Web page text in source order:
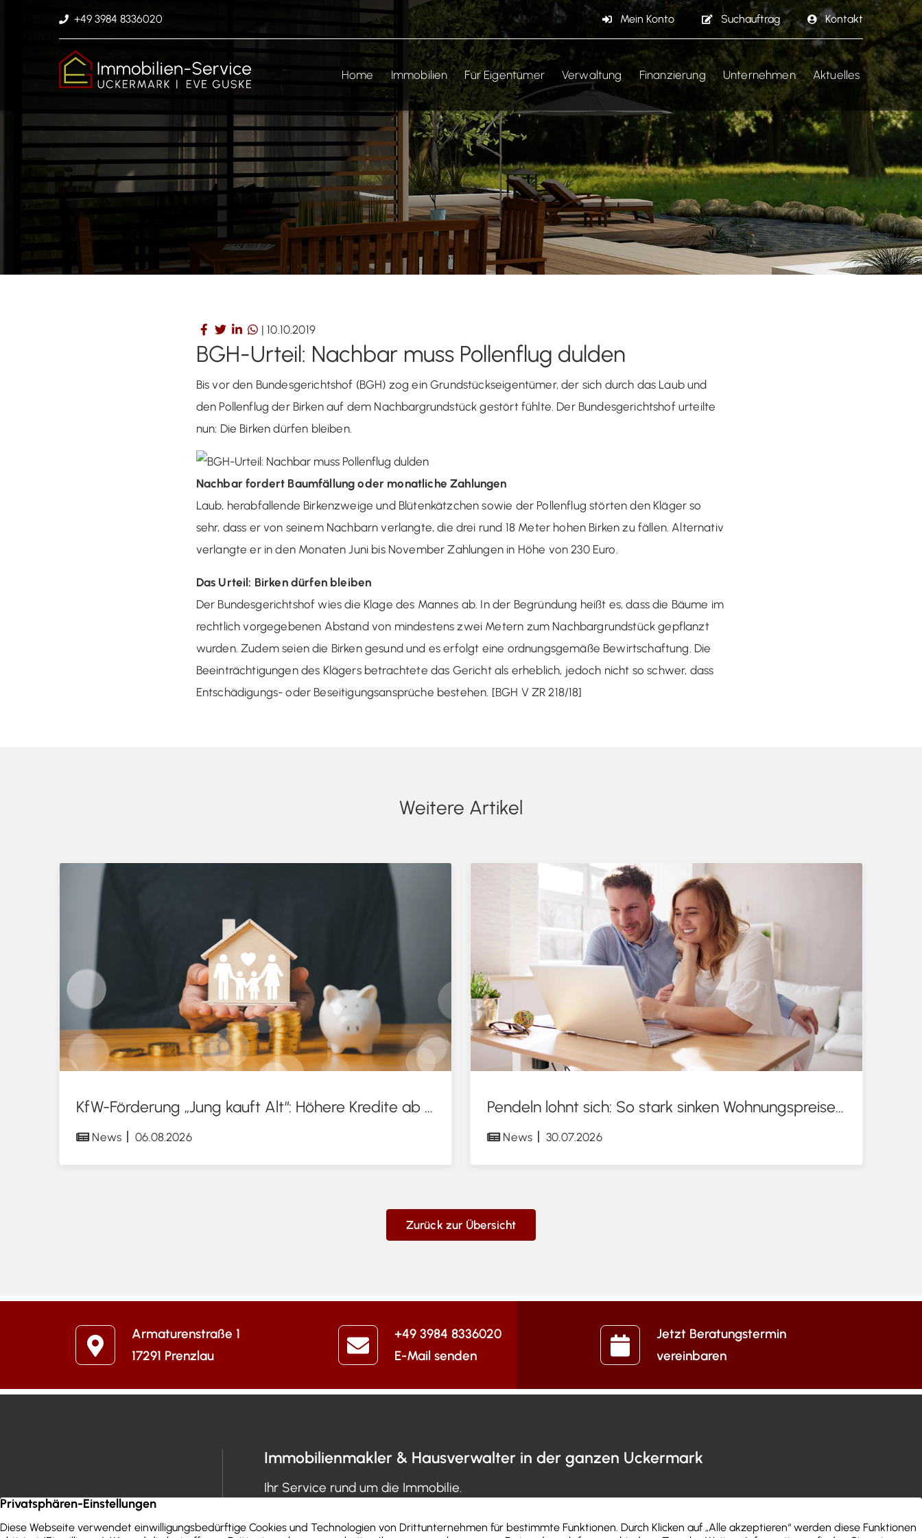
+49 3984 8336020 Mein Konto Suchauftrag Kontakt
Home Immobilien Für Eigentümer Verwaltung Finanzierung Unternehmen Aktuelles
| 10.10.2019
BGH-Urteil: Nachbar muss Pollenflug dulden
Bis vor den Bundesgerichtshof (BGH) zog ein Grundstückseigentümer, der sich durch das Laub und
den Pollenflug der Birken auf dem Nachbargrundstück gestört fühlte. Der Bundesgerichtshof urteilte
nun: Die Birken dürfen bleiben.
Nachbar fordert Baumfällung oder monatliche Zahlungen
Laub, herabfallende Birkenzweige und Blütenkätzchen sowie der Pollenflug störten den Kläger so
sehr, dass er von seinem Nachbarn verlangte, die drei rund 18 Meter hohen Birken zu fällen. Alternativ
verlangte er in den Monaten Juni bis November Zahlungen in Höhe von 230 Euro.
Das Urteil: Birken dürfen bleiben
Der Bundesgerichtshof wies die Klage des Mannes ab. In der Begründung heißt es, dass die Bäume im
rechtlich vorgegebenen Abstand von mindestens zwei Metern zum Nachbargrundstück gepflanzt
wurden. Zudem seien die Birken gesund und es erfolgt eine ordnungsgemäße Bewirtschaftung. Die
Beeinträchtigungen des Klägers betrachtete das Gericht als erheblich, jedoch nicht so schwer, dass
Entschädigungs- oder Beseitigungsansprüche bestehen. [BGH V ZR 218/18]
Weitere Artikel
KfW-Förderung „Jung kauft Alt“: Höhere Kredite ab August 2026
News 06.08.2026
Pendeln lohnt sich: So stark sinken Wohnungspreise im Umland
News 30.07.2026
Zurück zur Übersicht
Armaturenstraße 1
17291 Prenzlau
+49 3984 8336020
E-Mail senden
Jetzt Beratungstermin
vereinbaren
Immobilienmakler & Hausverwalter in der ganzen Uckermark
Ihr Service rund um die Immobilie.
Immobilie verkaufen Suchauftrag Unternehmen Impressum